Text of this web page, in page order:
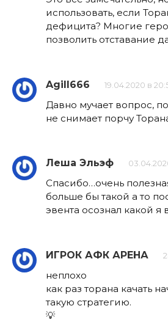
использовать, если
дефицита? Многие
позволить отставание
Agill666 19.04.2020 в
Давно мучает вопрос,
не снимает порчу
Леша Эльэф
Спасибо…очень
больше бы такой а то
эвента осознал какой я
ИГРОК АФК АРЕНА
неплохо
как раз торана качать
такую стратегию.
💡